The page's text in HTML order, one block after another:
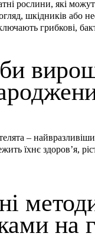
рослини, які
шкідників або
грибкові,
–
їхнє здоров’я,
на